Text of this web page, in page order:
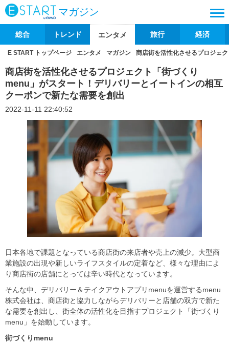
マガジン
総合 トレンド エンタメ 旅行 経済
E START トップページ エンタメ マガジン 商店街を活性化させるプロジェ
商店街を活性化させるプロジェクト「街づくり
menu」がスタート！デリバリーとイートインの相互
クーポンで新たな需要を創出
2022-11-11 22:40:52
日本各地で課題となっている商店街の来店者や売上の減少。大型商
業施設の出現や新しいライフスタイルの定着など、様々な理由によ
り商店街の店舗にとっては辛い時代となっています。
そんな中、デリバリー＆テイクアウトアプリmenuを運営するmenu
株式会社は、商店街と協力しながらデリバリーと店舗の双方で新た
な需要を創出し、街全体の活性化を目指すプロジェクト「街づくり
menu」を始動しています。
街づくりmenu